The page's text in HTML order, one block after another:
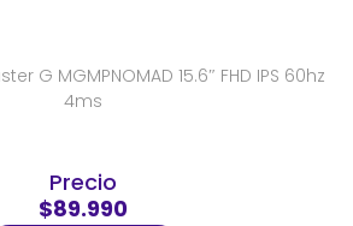
G MGMPNOMAD 15.6″ FHD IPS 60hz
4ms
Precio
$89.990